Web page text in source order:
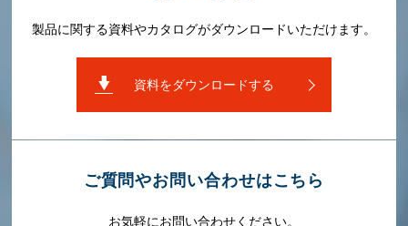
製品に関する資料やカタログがダウンロードいただけます。
資料をダウンロードする
ご質問やお問い合わせはこちら
お気軽にお問い合わせください。